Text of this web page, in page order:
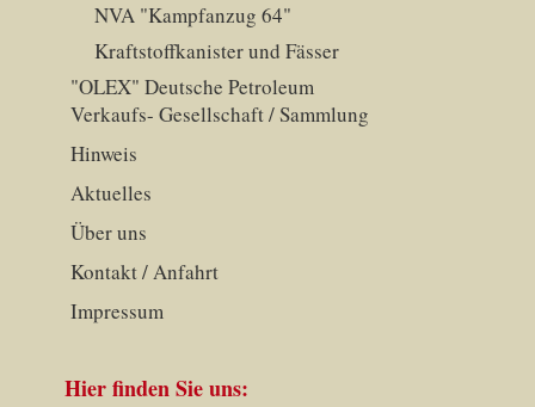
NVA "Kampfanzug 64"
Kraftstoffkanister und Fässer
"OLEX" Deutsche Petroleum
Verkaufs- Gesellschaft / Sammlung
Hinweis
Aktuelles
Über uns
Kontakt / Anfahrt
Impressum
Hier finden Sie uns: